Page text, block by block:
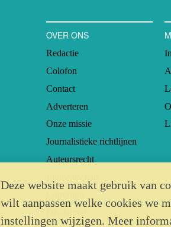
OVER ONS
Redactie
Colofon
Contact
Adverteren
Onze missie
Journalistieke richtlijnen
Auteursrecht
Deze website maakt gebruik van
wilt aanpassen welke cookies we
instellingen wijzigen. Meer